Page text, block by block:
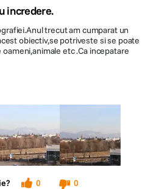
incredere.
trecut am cumparat un
obiectiv,se potriveste si se poate
etc .Ca incepatare
0
0